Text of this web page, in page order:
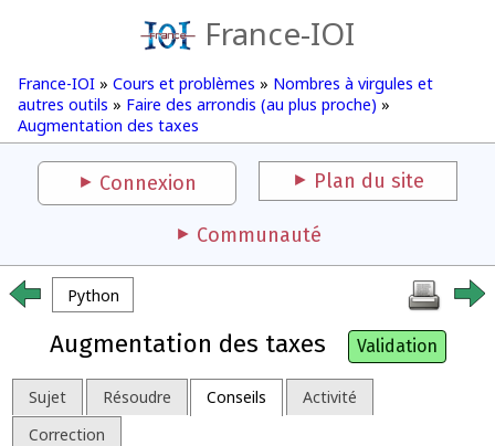
France-IOI
France-IOI » Cours et problèmes » Nombres à virgules et
autres outils » Faire des arrondis (au plus proche) »
Augmentation des taxes
Connexion Plan du site
Communauté
Python
Augmentation des taxes Validation
Sujet Résoudre Conseils
Activité
Correction